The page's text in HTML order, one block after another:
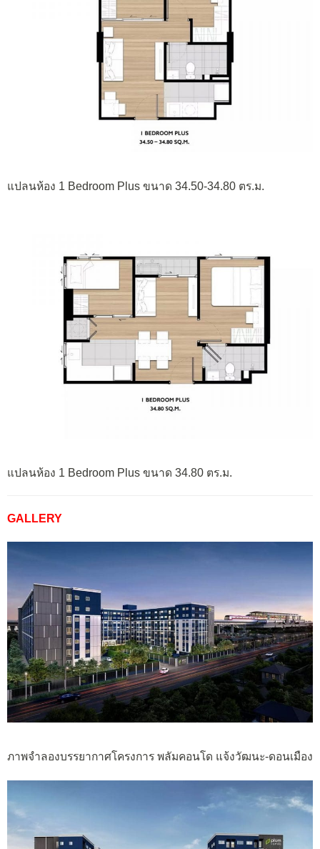
แปลนห้อง 1 Bedroom Plus ขนาด 34.50-34.80 ตร.ม.
แปลนห้อง 1 Bedroom Plus ขนาด 34.80 ตร.ม.
GALLERY
ภาพจำลองบรรยากาศโครงการ พลัมคอนโด แจ้งวัฒนะ-ดอนเมือง